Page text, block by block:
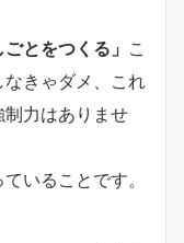
ごとをつくる」 こ
きゃダメ、これ
力はありませ
いることです。